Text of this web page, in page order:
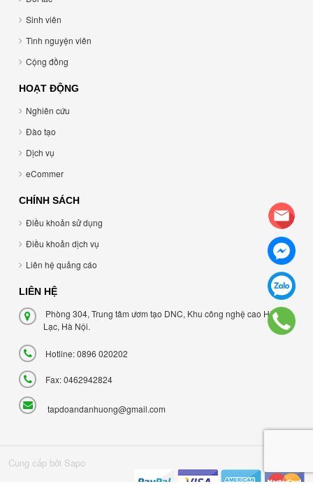
Sinh viên
Tình nguyện viên
Cộng đồng
HOẠT ĐỘNG
Nghiên cứu
Đào tạo
Dịch vụ
eCommer
CHÍNH SÁCH
Điều khoản sử dụng
Điều khoản dịch vụ
Liên hệ quảng cáo
LIÊN HỆ
Phòng 304, Trung tâm ươm tạo DNC, Khu công nghệ cao Hòa
Lạc, Hà Nội.
Hotline: 0896 020202
Fax: 0462942824
tapdoandanhuong@gmail.com
Cung cấp bởi Sapo